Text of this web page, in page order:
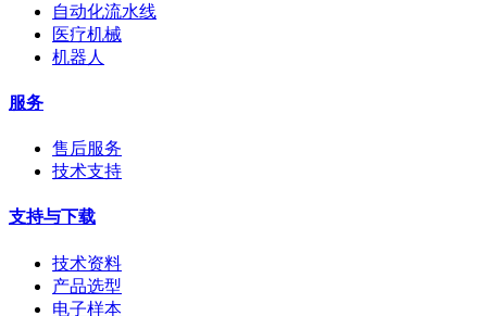
自动化流水线
医疗机械
机器人
服务
售后服务
技术支持
支持与下载
技术资料
产品选型
电子样本